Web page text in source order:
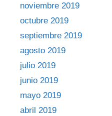
noviembre 2019
octubre 2019
septiembre 2019
agosto 2019
julio 2019
junio 2019
mayo 2019
abril 2019